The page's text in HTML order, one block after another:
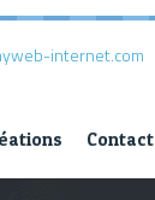
internet.com
Contact